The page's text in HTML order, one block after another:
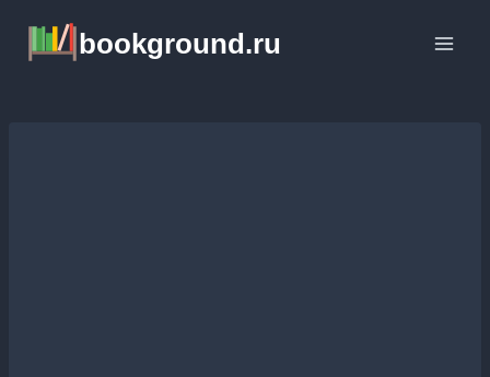
содержимому
bookground.ru